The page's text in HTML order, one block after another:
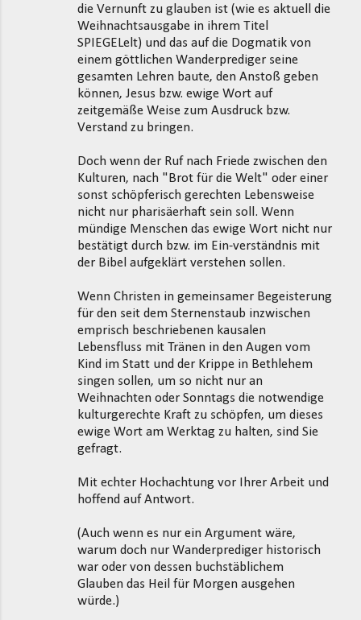
die Vernunft zu glauben ist (wie es aktuell die
Weihnachtsausgabe in ihrem Titel
SPIEGELelt) und das auf die Dogmatik von
einem göttlichen Wanderprediger seine
gesamten Lehren baute, den Anstoß geben
können, Jesus bzw. ewige Wort auf
zeitgemäße Weise zum Ausdruck bzw.
Verstand zu bringen.
Doch wenn der Ruf nach Friede zwischen den
Kulturen, nach "Brot für die Welt" oder einer
sonst schöpferisch gerechten Lebensweise
nicht nur pharisäerhaft sein soll. Wenn
mündige Menschen das ewige Wort nicht nur
bestätigt durch bzw. im Ein-verständnis mit
der Bibel aufgeklärt verstehen sollen.
Wenn Christen in gemeinsamer Begeisterung
für den seit dem Sternenstaub inzwischen
emprisch beschriebenen kausalen
Lebensfluss mit Tränen in den Augen vom
Kind im Statt und der Krippe in Bethlehem
singen sollen, um so nicht nur an
Weihnachten oder Sonntags die notwendige
kulturgerechte Kraft zu schöpfen, um dieses
ewige Wort am Werktag zu halten, sind Sie
gefragt.
Mit echter Hochachtung vor Ihrer Arbeit und
hoffend auf Antwort.
(Auch wenn es nur ein Argument wäre,
warum doch nur Wanderprediger historisch
war oder von dessen buchstäblichem
Glauben das Heil für Morgen ausgehen
würde.)